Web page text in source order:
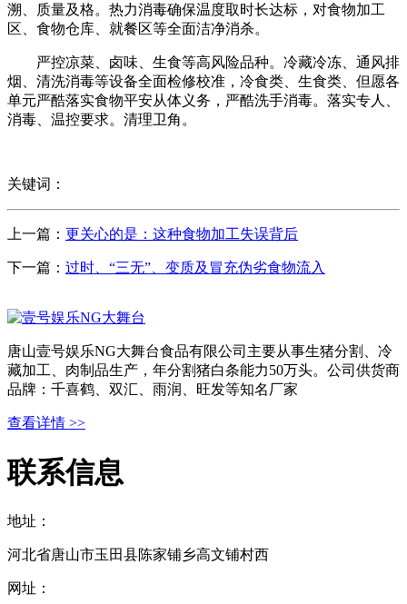
溯、质量及格。热力消毒确保温度取时长达标，对食物加工
区、食物仓库、就餐区等全面洁净消杀。
严控凉菜、卤味、生食等高风险品种。冷藏冷冻、通风排
烟、清洗消毒等设备全面检修校准，冷食类、生食类、但愿各
单元严酷落实食物平安从体义务，严酷洗手消毒。落实专人、
消毒、温控要求。清理卫角。
关键词：
上一篇： 更关心的是：这种食物加工失误背后
下一篇： 过时、“三无”、变质及冒充伪劣食物流入
唐山壹号娱乐NG大舞台食品有限公司主要从事生猪分割、冷
藏加工、肉制品生产，年分割猪白条能力50万头。公司供货商
品牌：千喜鹤、双汇、雨润、旺发等知名厂家
查看详情 >>
联系信息
地址：
河北省唐山市玉田县陈家铺乡高文铺村西
网址：